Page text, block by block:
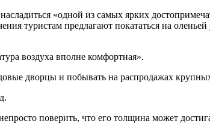
«одной из самых ярких
туристам предлагают покататься на
воздуха вполне комфортная».
дворцы и побывать на распродажах
поверить, что его толщина может